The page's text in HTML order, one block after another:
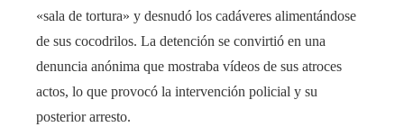
«sala de tortura» y desnudó los cadáveres alimentándose
de sus cocodrilos. La detención se convirtió en una
denuncia anónima que mostraba vídeos de sus atroces
actos, lo que provocó la intervención policial y su
posterior arresto.